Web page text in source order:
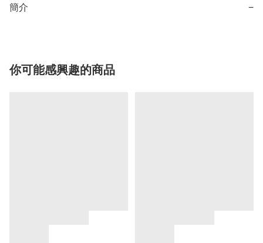
簡介 −
你可能感興趣的商品